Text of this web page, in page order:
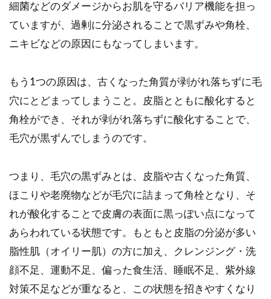
細菌などのダメージからお肌を守るバリア機能を担っ
ていますが、過剰に分泌されることで黒ずみや角栓、
ニキビなどの原因にもなってしまいます。
もう1つの原因は、古くなった角質が剥がれ落ちずに毛
穴にとどまってしまうこと。皮脂とともに酸化すると
角栓ができ、それが剥がれ落ちずに酸化することで、
毛穴が黒ずんでしまうのです。
つまり、毛穴の黒ずみとは、皮脂や古くなった角質、
ほこりや老廃物などが毛穴に詰まって角栓となり、そ
れが酸化することで皮膚の表面に黒っぽい点になって
あらわれている状態です。もともと皮脂の分泌が多い
脂性肌（オイリー肌）の方に加え、クレンジング・洗
顔不足、運動不足、偏った食生活、睡眠不足、紫外線
対策不足などが重なると、この状態を招きやすくなり